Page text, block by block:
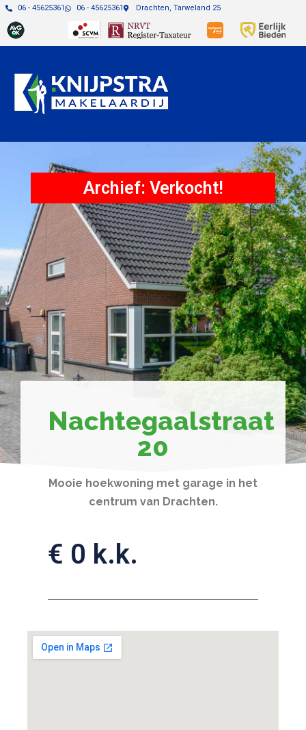
06 - 45625361 06 - 45625361 Drachten, Tarweland 25
Archief: Verkocht!
Nachtegaalstraat
20
Mooie hoekwoning met garage in het
centrum van Drachten.
€ 0 k.k.